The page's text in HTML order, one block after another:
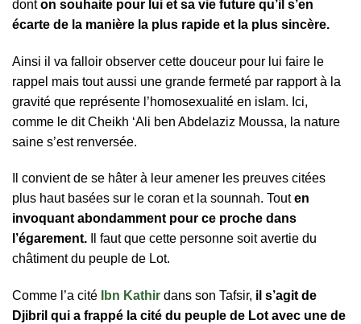
donton souhaite pour lui et sa vie future qu’il s’en
écarte de la manière la plus rapide et la plus sincère.
Ainsi il va falloir observer cette douceur pour lui faire le
rappel mais tout aussi une grande fermeté par rapport à la
gravité que représente l’homosexualité en islam. Ici,
comme le dit Cheikh ‘Ali ben Abdelaziz Moussa, la nature
saine s’est renversée.
Il convient de se hâter à leur amener les preuves citées
plus haut basées sur le coran et la sounnah. Touten
invoquant abondamment pour ce proche dans
l’égarement. Il faut que cette personne soit avertie du
châtiment du peuple de Lot.
Comme l’a cité Ibn Kathir dans son Tafsir, il s’agit de
Djibril qui a frappé la cité du peuple de Lot avec une de